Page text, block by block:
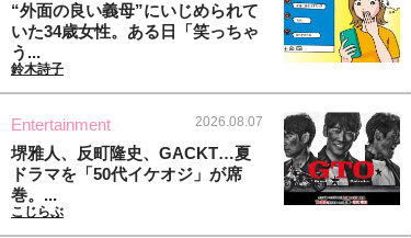
“外面の良い義母”にいじめられて
いた34歳女性。ある日「笑っちゃ
う...
鈴木詩子
Entertainment 2026.08.07
堺雅人、反町隆史、GACKT…夏
ドラマを「50代イケオジ」が席
巻。...
こじらぶ